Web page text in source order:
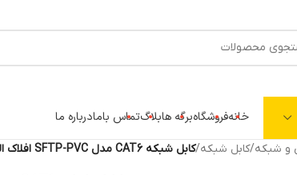
خانهفروشگاهبرگه هابلاگتماس بامادرباره ما
و شبکه/کابل شبکه/کابل شبکه CAT6 مدل SFTP-PVC افلاک الکتریک خراسان